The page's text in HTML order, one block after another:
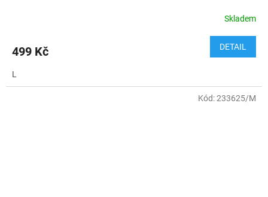
Skladem
499 Kč DETAIL
L
Kód:233625/M